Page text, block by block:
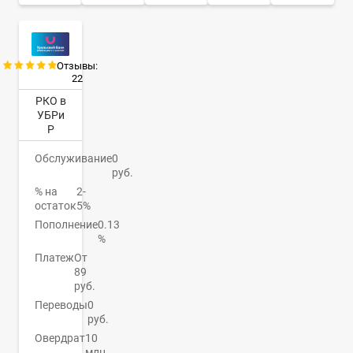
Отзывы:
22
РКО в
УБРи
Р
Обслуживание0
руб.
% на
остаток
2-
5%
Пополнение0.13
%
ПлатежОт
89
руб.
Переводы0
руб.
Овердрат10